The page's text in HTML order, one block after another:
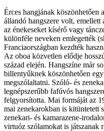
Érces hangjának köszönhetően
állandó hangszere volt, emellett
az énekeseket kísérő vagy
különféle neveken emlegették
Franciaországban kezdték
Az oboa közvetlen elődje
század elején. Hangszíne már
billentyűknek köszönhetően
megszólaltatni. Szóló- és
legnépszerűbb fafúvós
felgyorsította. Mai formáját az
mai zenekarokban is kitüntetett
zenekari- és kamarazene-
virtuóz szólamokat is játszanak